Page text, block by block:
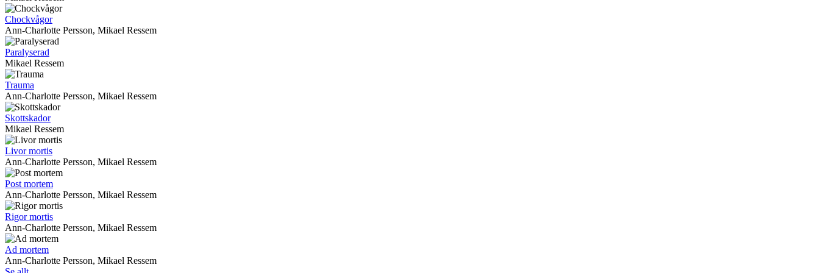
Chockvågor
Ann-Charlotte Persson, Mikael Ressem
Paralyserad
Mikael Ressem
Trauma
Ann-Charlotte Persson, Mikael Ressem
Skottskador
Mikael Ressem
Livor mortis
Ann-Charlotte Persson, Mikael Ressem
Post mortem
Ann-Charlotte Persson, Mikael Ressem
Rigor mortis
Ann-Charlotte Persson, Mikael Ressem
Ad mortem
Ann-Charlotte Persson, Mikael Ressem